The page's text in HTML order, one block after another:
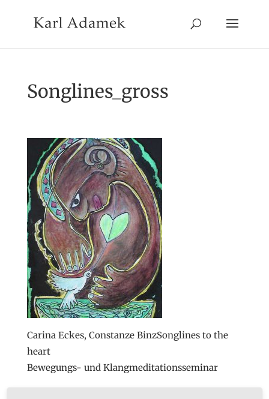
Songlines_gross
Carina Eckes, Constanze BinzSonglines to the
heart
Bewegungs- und Klangmeditationsseminar